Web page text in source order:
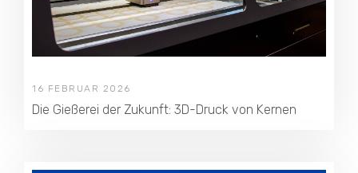
16 FEBRUAR 2026
Die Gießerei der Zukunft: 3D-Druck von Kernen